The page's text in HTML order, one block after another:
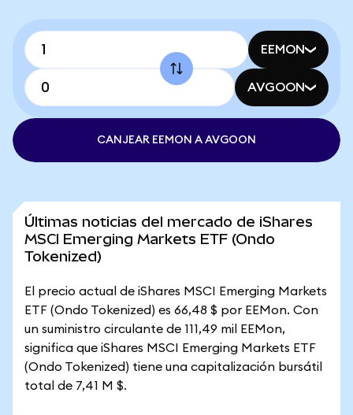
EEMON
AVGOON
CANJEAR EEMON A AVGOON
Últimas noticias del mercado de iShares
MSCI Emerging Markets ETF (Ondo
Tokenized)
El precio actual de iShares MSCI Emerging Markets
ETF (Ondo Tokenized) es 66,48 $ por EEMon. Con
un suministro circulante de 111,49 mil EEMon,
significa que iShares MSCI Emerging Markets ETF
(Ondo Tokenized) tiene una capitalización bursátil
total de 7,41 M $.